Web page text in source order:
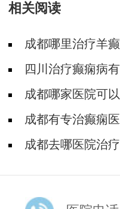
相关阅读
成都哪里治疗羊
查? 四川治疗癫痫病
哪些检查?
成都哪家医院可
成都有专治癫痫
者大脑产生伤害吗?
成都去哪医院治